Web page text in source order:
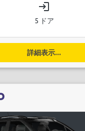
login
5 ドア
詳細表示...